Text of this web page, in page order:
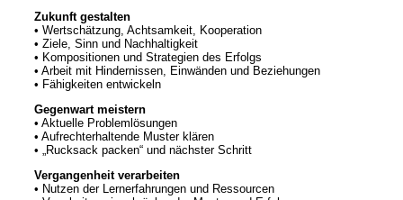
Zukunft gestalten
• Wertschätzung, Achtsamkeit, Kooperation
• Ziele, Sinn und Nachhaltigkeit
• Kompositionen und Strategien des Erfolgs
• Arbeit mit Hindernissen, Einwänden und Beziehungen
• Fähigkeiten entwickeln
Gegenwart meistern
• Aktuelle Problemlösungen
• Aufrechterhaltende Muster klären
• „Rucksack packen“ und nächster Schritt
Vergangenheit verarbeiten
• Nutzen der Lernerfahrungen und Ressourcen